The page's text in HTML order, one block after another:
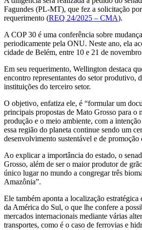
Fagundes (PL-MT), que fez a solicitação
requerimento (REQ 24/2025 – CMA).
A COP 30 é uma conferência sobre
periodicamente pela ONU. Neste ano, ela
cidade de Belém, entre 10 e 21 de
Em seu requerimento, Wellington destaca
encontro representantes do setor produtivo,
instituições do terceiro setor.
O objetivo, enfatiza ele, é “formular um
principais propostas de Mato Grosso para o
produção e o meio ambiente, com a
essa região do planeta continue sendo um
desenvolvimento sustentável e de promoção
Ao explicar a importância do estado, o
Grosso, além de ser o maior produtor de
único lugar no mundo a congregar três
Amazônia”.
Ele também aponta a localização estratégica
da América do Sul, o que lhe confere a
mercados internacionais mediante várias
transportes, como é o caso de ferrovias e